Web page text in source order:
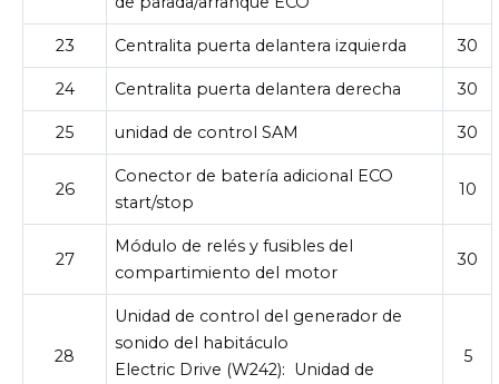
23 Centralita puerta delantera izquierda 30
24 Centralita puerta delantera derecha 30
25 unidad de control SAM 30
26
Conector de batería adicional ECO
start/stop
10
27
Módulo de relés y fusibles del
compartimiento del motor
30
28
Unidad de control del generador de
sonido del habitáculo
Electric Drive (W242): Unidad de
5